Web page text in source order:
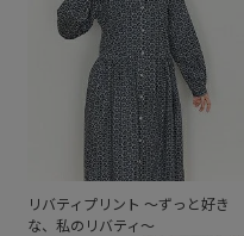
リバティプリント ～ずっと好き
な、私のリバティ～